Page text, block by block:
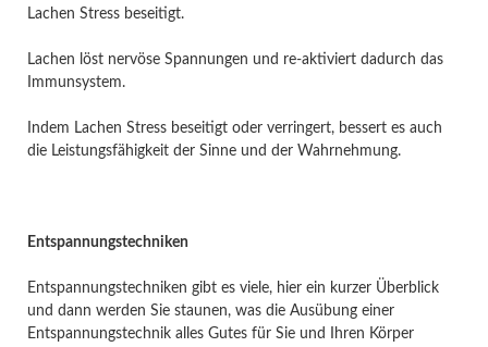
Lachen Stress beseitigt.
Lachen löst nervöse Spannungen und re-aktiviert dadurch das
Immunsystem.
Indem Lachen Stress beseitigt oder verringert, bessert es auch
die Leistungsfähigkeit der Sinne und der Wahrnehmung.
Entspannungstechniken
Entspannungstechniken gibt es viele, hier ein kurzer Überblick
und dann werden Sie staunen, was die Ausübung einer
Entspannungstechnik alles Gutes für Sie und Ihren Körper